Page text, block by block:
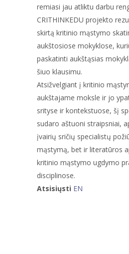
remiasi jau atliktu darbu
CRITHINKEDU projekto
skirtą kritinio mąstymo
aukštosiose mokyklose,
paskatinti aukštąsias
šiuo klausimu.
Atsižvelgiant į kritinio
aukštajame moksle ir jo
srityse ir kontekstuose, šį
sudaro aštuoni straipsniai,
įvairių sričių specialistų
mąstymą, bet ir literatūros
kritinio mąstymo ugdymo
disciplinose.
Atsisiųsti EN